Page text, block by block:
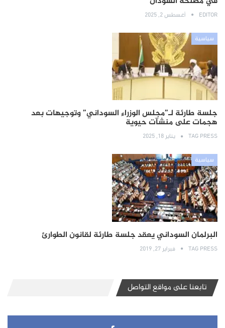
EDITOR أغسطس 2, 2025
سياسية
جلسة طارئة لـ”مجلس الوزراء السوداني” وتوجيهات بعد
هجمات على منشآت حيوية
TAG PRESS يناير 18, 2025
سياسية
البرلمان السوداني يعقد جلسة طارئة لقانون الطوارئ
TAG PRESS فبراير 27, 2019
تابعنا على مواقع التواصل